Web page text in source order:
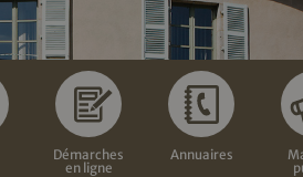
Démarches
en ligne
Annuaires